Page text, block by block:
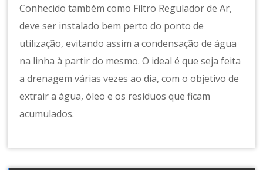
Conhecido também como Filtro Regulador de Ar,
deve ser instalado bem perto do ponto de
utilização, evitando assim a condensação de água
na linha à partir do mesmo. O ideal é que seja feita
a drenagem várias vezes ao dia, com o objetivo de
extrair a água, óleo e os resíduos que ficam
acumulados.